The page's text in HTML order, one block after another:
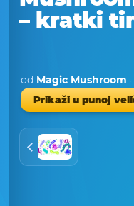
– kratki
od Magic Mushroom
Prikaži u punoj